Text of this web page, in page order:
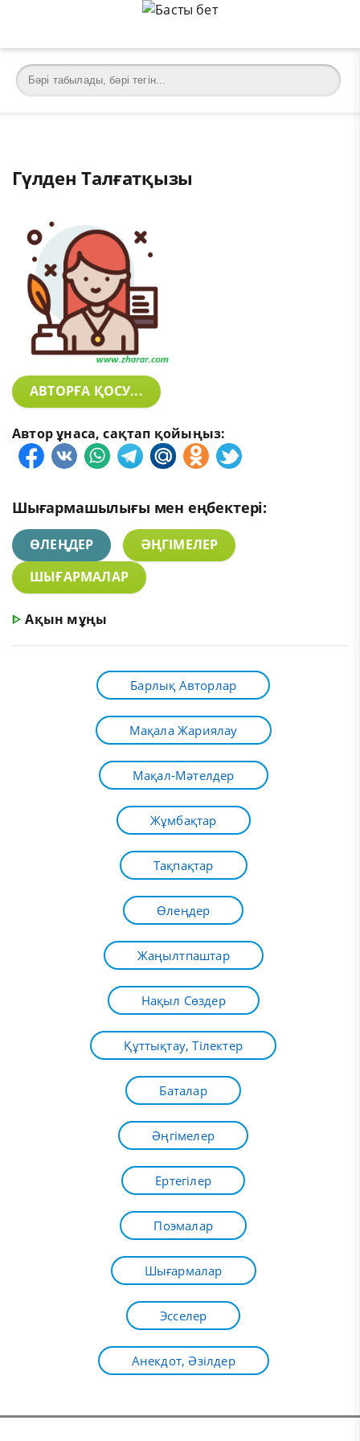
Гүлден Талғатқызы
АВТОРҒА ҚОСУ...
Автор ұнаса, сақтап қойыңыз:
Шығармашылығы мен еңбектері:
ӨЛЕҢДЕР
ӘҢГІМЕЛЕР
ШЫҒАРМАЛАР
ᐈАқын мұңы
Барлық Авторлар
Мақала Жариялау
Мақал-Мәтелдер
Жұмбақтар
Тақпақтар
Өлеңдер
Жаңылтпаштар
Нақыл Сөздер
Құттықтау, Тілектер
Баталар
Әңгімелер
Ертегілер
Поэмалар
Шығармалар
Эсселер
Анекдот, Әзілдер